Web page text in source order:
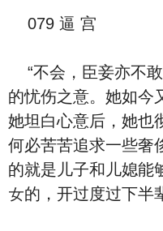
079 逼 宫
“不会，臣妾亦不
的忧伤之意。她如今又能够做‮么什‬
她坦⽩心意后，她也
何必苦苦追求一些奢侈的东
的就是儿子和儿媳能
女的，开过度过下半